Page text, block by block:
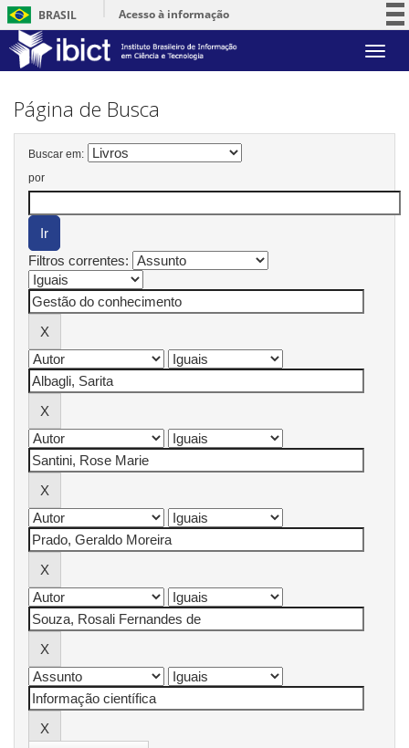
BRASIL
Acesso à informação
Serviços
Skip
Página de Busca
Buscar em:
por
Filtros correntes: